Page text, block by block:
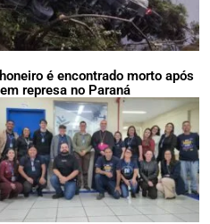
é encontrado morto após
represa no Paraná